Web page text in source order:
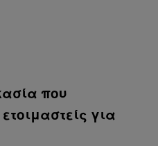
που
για